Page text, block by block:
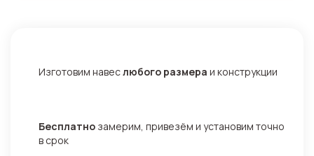
Изготовим навеслюбого размера и конструкции
Бесплатно замерим, привезём и установим точно
в срок